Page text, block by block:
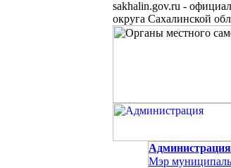
sakhalin.gov.ru -
округа Сахалинской
Администрация
Мэр